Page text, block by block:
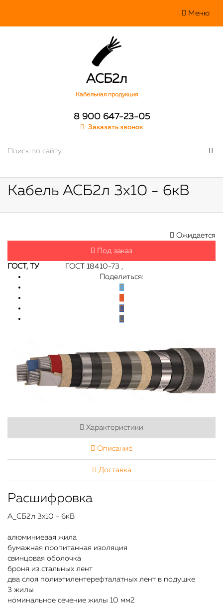
Меню
АСБ2л
Кабельная продукция
8 900 647-23-05
Заказать звонок
Кабель АСБ2л 3х10 - 6кВ
Ожидается
Под заказ
ГОСТ, ТУ
ГОСТ 18410-73 ,
Поделиться:
Характеристики
Описание
Доставка
Расшифровка
А_СБ2л 3х10 - 6кВ
алюминиевая жила
бумажная пропитанная изоляция
свинцовая оболочка
броня из стальных лент
два слоя полиэтилентерефталатных лент в подушке
3 жилы
номинальное сечение жилы 10 мм2